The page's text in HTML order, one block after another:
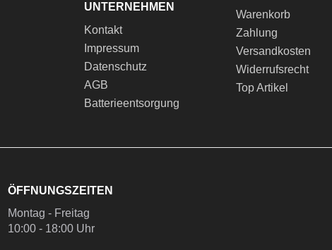
UNTERNEHMEN
Kontakt
Impressum
Datenschutz
AGB
Batterieentsorgung
Warenkorb
Zahlung
Versandkosten
Widerrufsrecht
Top Artikel
ÖFFNUNGSZEITEN
Montag - Freitag
10:00 - 18:00 Uhr